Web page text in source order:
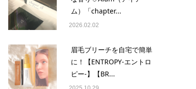
ム）「chapter...
2026.02.02
眉毛ブリーチを自宅で簡単
に！【ENTROPY-エントロ
ピー-】【BR...